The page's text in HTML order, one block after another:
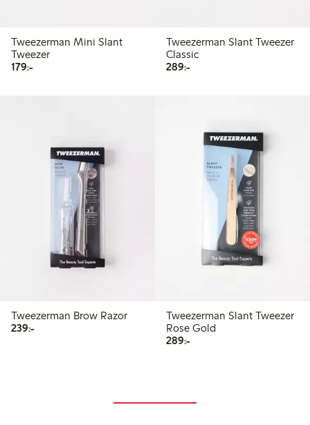
Tweezerman Mini Slant
Tweezer
179:-179,00 kr
Tweezerman Slant Tweezer
Classic
289:-289,00 kr
Tweezerman Brow Razor
239:-239,00 kr
Tweezerman Slant Tweezer
Rose Gold
289:-289,00 kr